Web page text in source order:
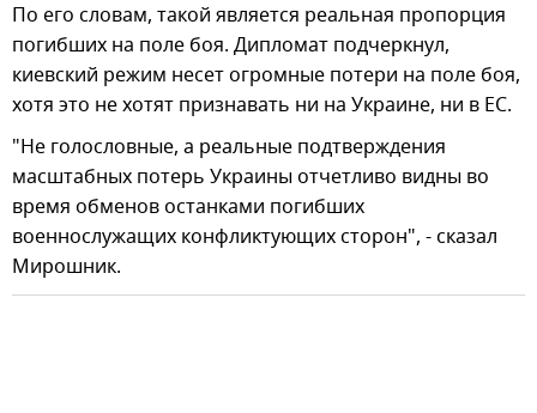
По его словам, такой является реальная пропорция
погибших на поле боя. Дипломат подчеркнул,
киевский режим несет огромные потери на поле боя,
хотя это не хотят признавать ни на Украине, ни в ЕС.
"Не голословные, а реальные подтверждения
масштабных потерь Украины отчетливо видны во
время обменов останками погибших
военнослужащих конфликтующих сторон", - сказал
Мирошник.